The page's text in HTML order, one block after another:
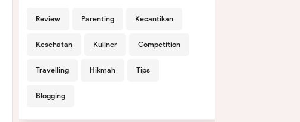
Review Parenting Kecantikan
Kesehatan Kuliner Competition
Travelling Hikmah Tips
Blogging